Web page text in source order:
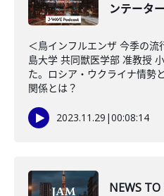
ンテータ
＜鳥インフルエンザ 今季の
島大学 共同獣医学部 准教授
た。ロシア・ウクライナ情勢
関係とは？
2023.11.29 |00:08:14
NEWS